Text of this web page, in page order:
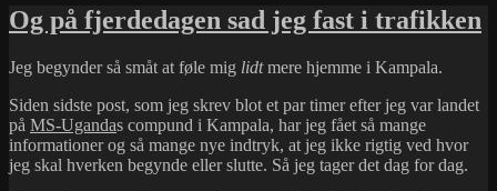
klumme
i
express
Og på fjerdedagen sad jeg fast i trafikken
Jeg begynder så småt at føle mig lidtmere hjemme i Kampala.
Siden sidste post, som jeg skrev blot et par timer efter jeg var landet
på MS-Ugandas compund i Kampala, har jeg fået så mange
informationer og så mange nye indtryk, at jeg ikke rigtig ved hvor
jeg skal hverken begynde eller slutte. Så jeg tager det dag for dag.